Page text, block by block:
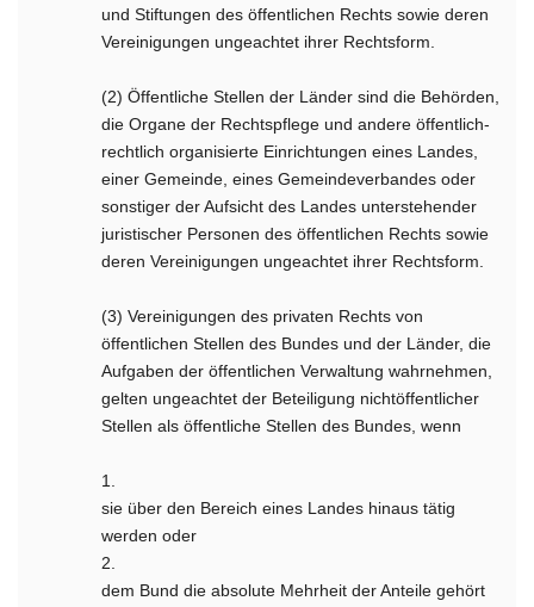
und Stiftungen des öffentlichen Rechts sowie deren
Vereinigungen ungeachtet ihrer Rechtsform.
(2) Öffentliche Stellen der Länder sind die Behörden,
die Organe der Rechtspflege und andere öffentlich-
rechtlich organisierte Einrichtungen eines Landes,
einer Gemeinde, eines Gemeindeverbandes oder
sonstiger der Aufsicht des Landes unterstehender
juristischer Personen des öffentlichen Rechts sowie
deren Vereinigungen ungeachtet ihrer Rechtsform.
(3) Vereinigungen des privaten Rechts von
öffentlichen Stellen des Bundes und der Länder, die
Aufgaben der öffentlichen Verwaltung wahrnehmen,
gelten ungeachtet der Beteiligung nichtöffentlicher
Stellen als öffentliche Stellen des Bundes, wenn
1.
sie über den Bereich eines Landes hinaus tätig
werden oder
2.
dem Bund die absolute Mehrheit der Anteile gehört